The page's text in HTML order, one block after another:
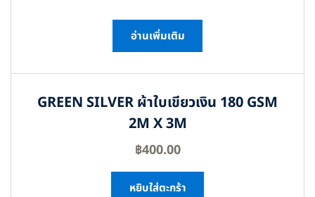
อ่านเพิ่มเติม
GREEN SILVER ผ้าใบเขียวเงิน 180 GSM
2M X 3M
฿400.00
หยิบใส่ตะกร้า